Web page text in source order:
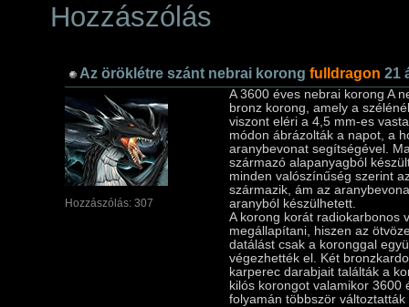
Hozzászólás
Az öröklétre szánt nebrai korong fulldragon 21
Hozzászólás: 307
A 3600 éves nebrai korong A
bronz korong, amely a
viszont eléri a 4,5 mm-es
módon ábrázolták a napot, a
aranybevonat segí­tségével.
származó alapanyagból
minden valószí­nűség szerint
származik, ám az
aranyból készülhetett.
A korong korát radiokarbonos
megállapí­tani, hiszen az
datálást csak a koronggal
végezhették el. Két
karperec darabjait találták a
kilós korongot valamikor 3600
folyamán többször